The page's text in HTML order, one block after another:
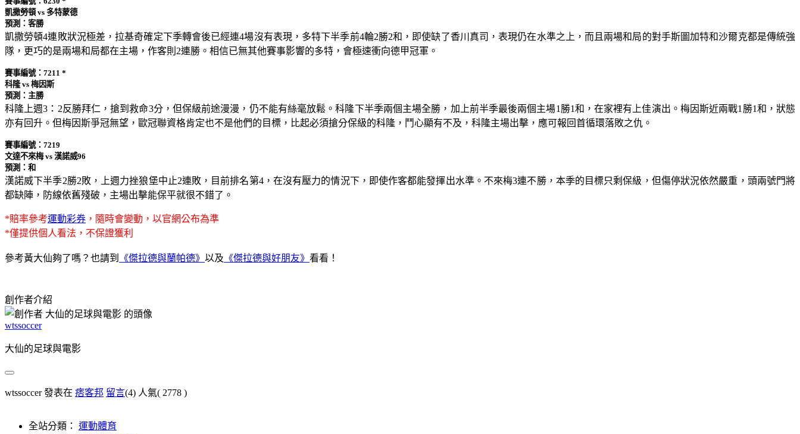
凱撒勞頓 vs 多特蒙德
預測：客勝
凱撒勞頓4連敗狀況極差，拉基奇確定下季轉會後已經連4場沒有表現，多特下半季前4輪2勝2和，即使缺了香川真司，表現仍在水準之上，而且兩場和局的對手斯圖加特和沙爾克都是傳統強
隊，更巧的是兩場和局都在主場，作客則2連勝。相信已無其他賽事影響的多特，會極速衝向德甲冠軍。
賽事編號：7211 *
科隆 vs 梅因斯
預測：主勝
科隆上週3：2反勝拜仁，搶到救命3分，但保級前途漫漫，仍不能有絲毫放鬆。科隆下半季兩個主場全勝，加上前半季最後兩個主場1勝1和，在家裡有上佳演出。梅因斯近兩戰1勝1和，狀態
亦有回升。但梅因斯爭冠無望，歐冠聯資格肯定也不是他們的目標，比起必須搶分保級的科隆，鬥心顯有不及，科隆主場出擊，應可報回首循環落敗之仇。
賽事編號：7219
文達不來梅 vs 漢諾威96
預測：和
漢諾威下半季2勝2敗，上週力挫狼堡中止2連敗，目前排名第4，在沒有壓力的情況下，即使作客都能發揮出水準。不來梅3連不勝，本季的目標只剩保級，但傷停狀況依然嚴重，頭兩號門將
都缺陣，防線依舊殘破，主場出擊能保平就很不錯了。
*賠率參考運動彩券 ，隨時會變動，以官網公布為準
*僅提供個人看法，不保證獲利
參考黃大仙夠了嗎？也請到 《傑拉德與蘭帕德》 以及 《傑拉德與好朋友》 看看！
創作者介紹
wtssoccer
大仙的足球與電影
wtssoccer 發表在 痞客邦 留言(4) 人氣( 2778 )
全站分類： 運動體育